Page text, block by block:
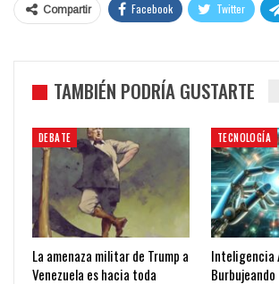
Compartir Facebook Twitter
TAMBIÉN PODRÍA GUSTARTE
DEBATE
La amenaza militar de Trump a
Venezuela es hacia toda
TECNOLOGÍA
Inteligencia
Burbujeando